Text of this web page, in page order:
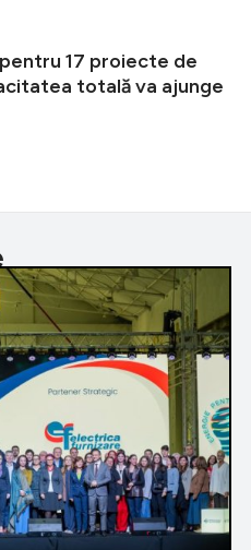
17 proiecte de
totală va ajunge